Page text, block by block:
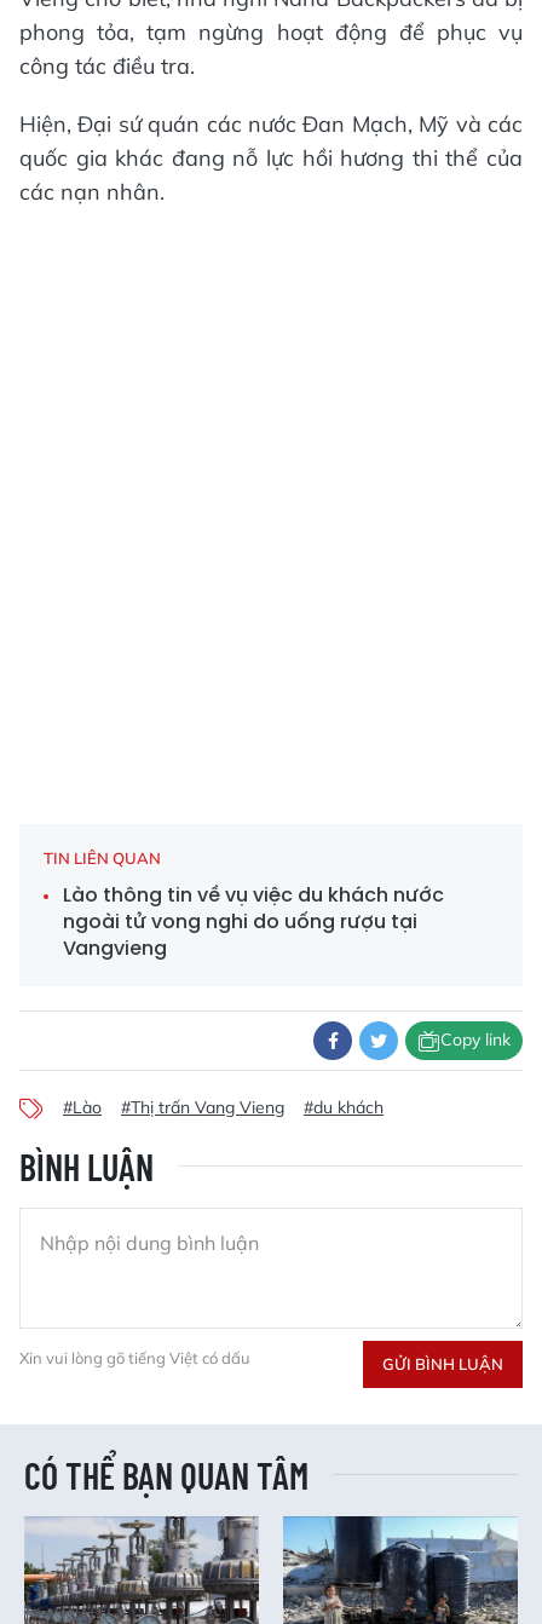
phong tỏa, tạm ngừng hoạt động để phục vụ
công tác điều tra.
Hiện, Đại sứ quán các nước Đan Mạch, Mỹ và các
quốc gia khác đang nỗ lực hồi hương thi thể của
các nạn nhân.
TIN LIÊN QUAN
Lào thông tin về vụ việc du khách nước
ngoài tử vong nghi do uống rượu tại
Vangvieng
Copy link
#Lào #Thị trấn Vang Vieng #du khách
BÌNH LUẬN
Xin vui lòng gõ tiếng Việt có dấu GỬI BÌNH LUẬN
CÓ THỂ BẠN QUAN TÂM